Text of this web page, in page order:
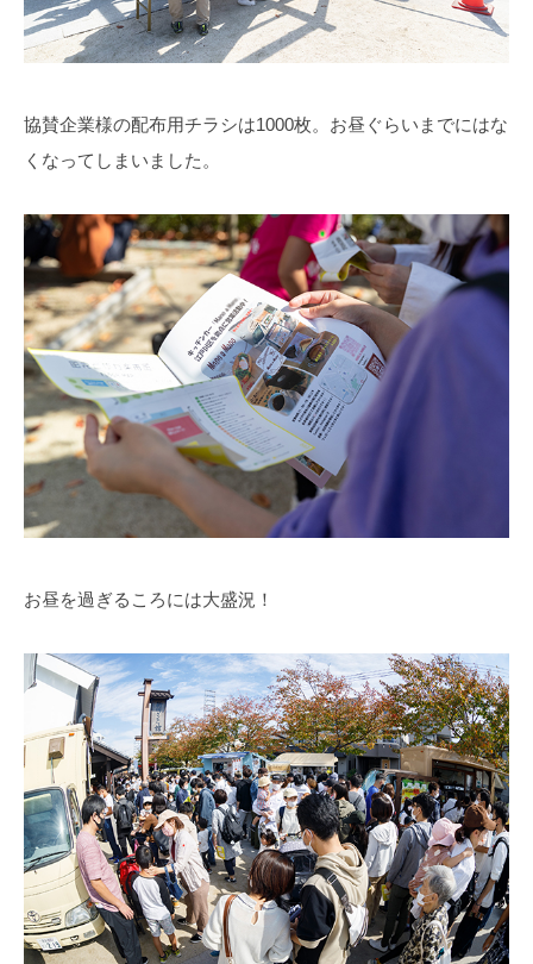
協賛企業様の配布用チラシは1000枚。お昼ぐらいまでにはな
くなってしまいました。
お昼を過ぎるころには大盛況！